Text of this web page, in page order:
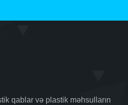
qablar və plastik məhsulların